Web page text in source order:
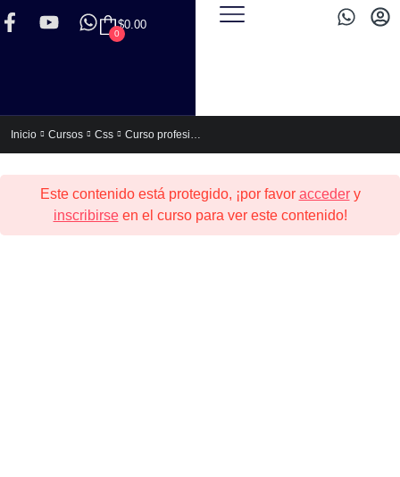
$0.00
0
Inicio Cursos Css Curso profesional de HTML5 y CSS3
Este contenido está protegido, ¡por favor accedery
inscribirseen el curso para ver este contenido!